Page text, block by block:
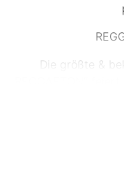
Die größte &
REGGAETON“
Perkins Park!
REGGAETON“ an